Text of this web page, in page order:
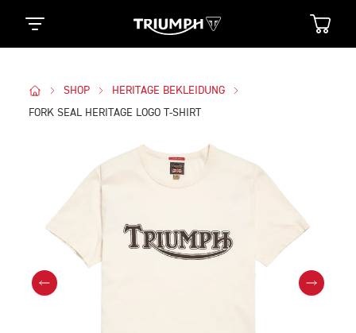
SHOP
HERITAGE BEKLEIDUNG
FORK SEAL HERITAGE LOGO T-SHIRT